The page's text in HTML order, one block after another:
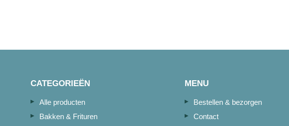
CATEGORIEËN
Alle producten
Bakken & Frituren
MENU
Bestellen & bezorgen
Contact